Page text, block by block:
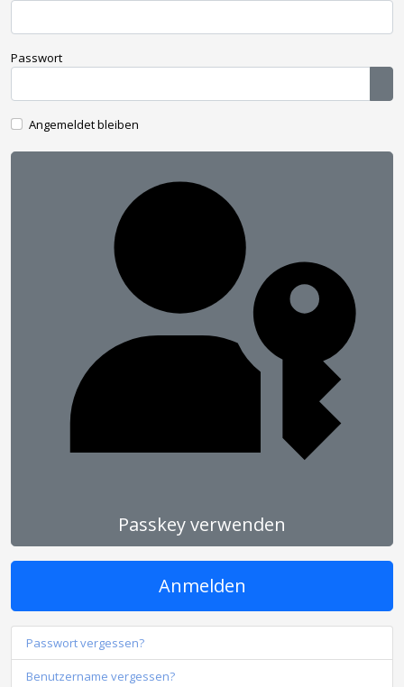
Passwort
Angemeldet bleiben
Passkey verwenden
Anmelden
Passwort vergessen?
Benutzername vergessen?